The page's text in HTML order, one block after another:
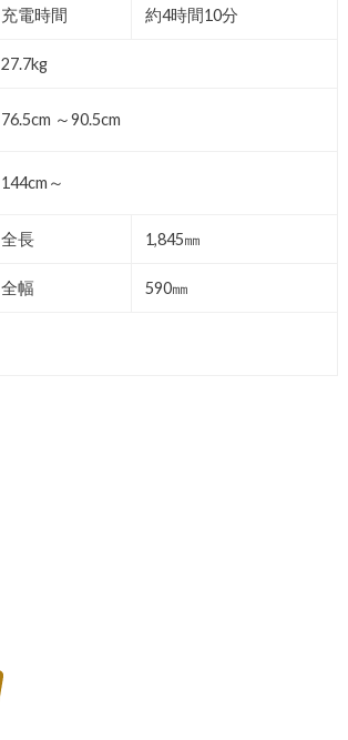
充電時間 約4時間10分
27.7kg
76.5cm ～90.5cm
144cm～
全長 1,845㎜
全幅 590㎜